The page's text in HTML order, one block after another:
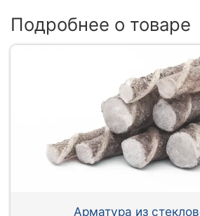
Подробнее о товаре
Арматура из